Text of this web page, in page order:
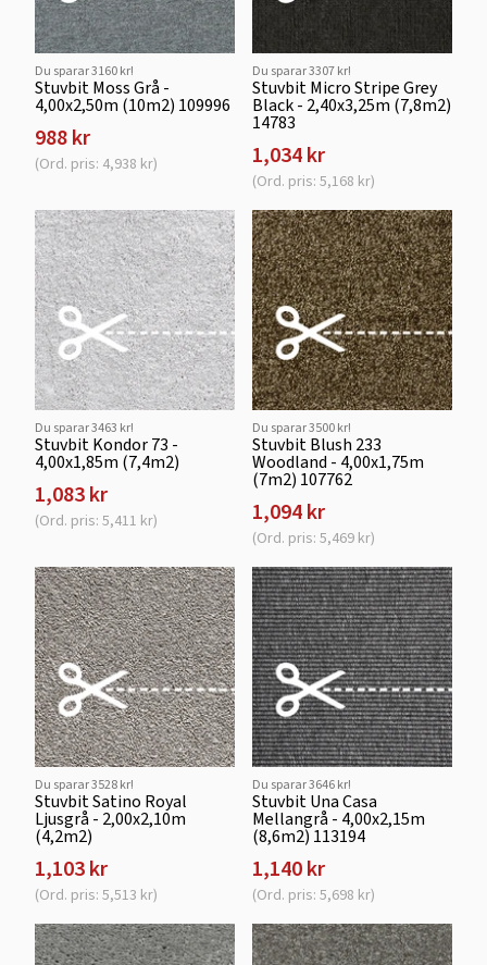
Du sparar 3160 kr!
Stuvbit Moss Grå -
4,00x2,50m (10m2) 109996
988 kr
(Ord. pris: 4,938 kr)
Du sparar 3307 kr!
Stuvbit Micro Stripe Grey
Black - 2,40x3,25m (7,8m2)
14783
1,034 kr
(Ord. pris: 5,168 kr)
Du sparar 3463 kr!
Stuvbit Kondor 73 -
4,00x1,85m (7,4m2)
1,083 kr
(Ord. pris: 5,411 kr)
Du sparar 3500 kr!
Stuvbit Blush 233
Woodland - 4,00x1,75m
(7m2) 107762
1,094 kr
(Ord. pris: 5,469 kr)
Du sparar 3528 kr!
Stuvbit Satino Royal
Ljusgrå - 2,00x2,10m
(4,2m2)
1,103 kr
(Ord. pris: 5,513 kr)
Du sparar 3646 kr!
Stuvbit Una Casa
Mellangrå - 4,00x2,15m
(8,6m2) 113194
1,140 kr
(Ord. pris: 5,698 kr)